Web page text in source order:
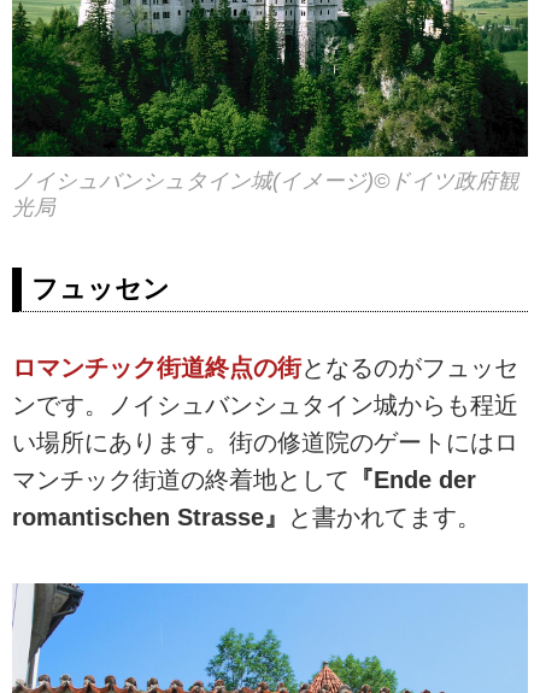
ノイシュバンシュタイン城(イメージ)©ドイツ政府観
光局
フュッセン
ロマンチック街道終点の街となるのがフュッセ
ンです。ノイシュバンシュタイン城からも程近
い場所にあります。街の修道院のゲートにはロ
マンチック街道の終着地として 『Ende der
romantischen Strasse』
と書かれてます。